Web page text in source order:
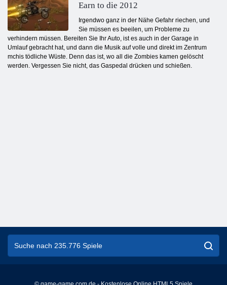
Earn to die 2012
Irgendwo ganz in der Nähe Gefahr riechen, und
Sie müssen es beeilen, um Probleme zu
verhindern müssen. Bereiten Sie Ihr Auto, ist es auch in der Garage in
Umlauf gebracht hat, und dann die Musik auf volle und direkt im Zentrum
mchis tödliche Wüste. Denn das ist, wo all die Zombies kamen gelöscht
werden. Vergessen Sie nicht, das Gaspedal drücken und schießen.